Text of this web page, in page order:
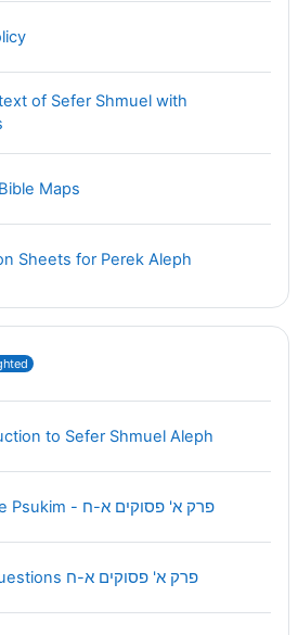
URL
of Sefer Shmuel with
Maps
Sheets for Perek Aleph
to Sefer Shmuel Aleph
Let's Learn the Psukim - פרק א' פסוקים א-חPage
01a Review Questions פרק א' פסוקים א-חQuiz